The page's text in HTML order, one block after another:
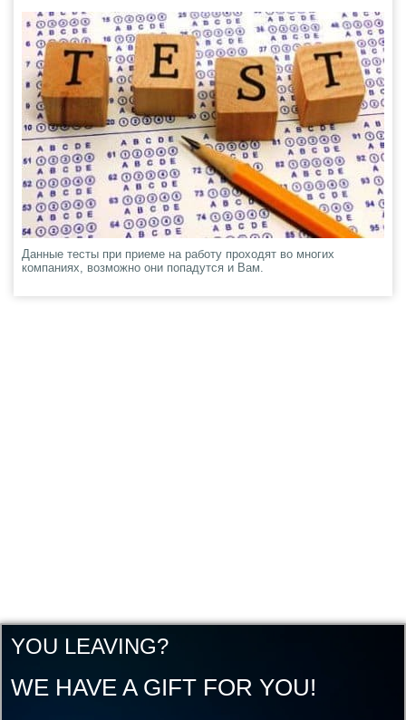
Данные тесты при приеме на работу проходят во многих
компаниях, возможно они попадутся и Вам.
YOU LEAVING?
WE HAVE A GIFT FOR YOU!